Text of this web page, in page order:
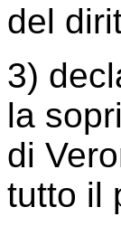
del
3)
la
di
tutto il